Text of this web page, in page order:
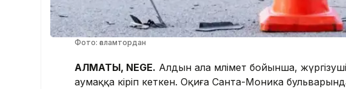
Фото: ғаламтордан
АЛМАТЫ, NEGE. Алдын ала мәлімет бойынша,
аумаққа кіріп кеткен. Оқиға Санта-Моника